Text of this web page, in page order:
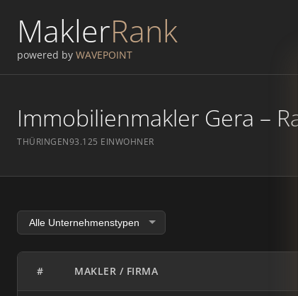
MaklerRank
powered by WAVEPOINT
Immobilienmakler Gera –
THÜRINGEN93.125 EINWOHNER
# MAKLER / FIRMA